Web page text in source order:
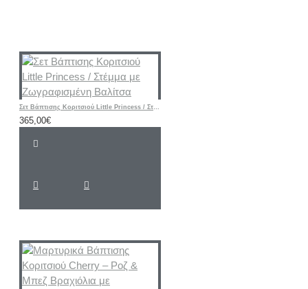
Σετ Βάπτισης Κοριτσιού Little Princess / Στέμμα με Ζωγραφισμένη Βαλίτσα
365,00€